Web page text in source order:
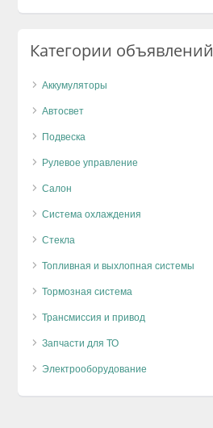
Категории объявлений
Аккумуляторы
Автосвет
Подвеска
Рулевое управление
Салон
Система охлаждения
Стекла
Топливная и выхлопная системы
Тормозная система
Трансмиссия и привод
Запчасти для ТО
Электрооборудование